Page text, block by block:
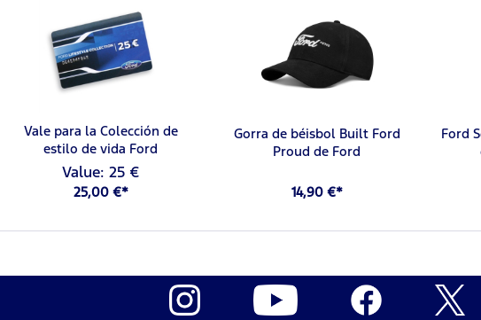
Vale para la Colección de
estilo de vida Ford
Value: 25 €
25,00 €*
Gorra de béisbol Built Ford
Proud de Ford
14,90 €*
Ford